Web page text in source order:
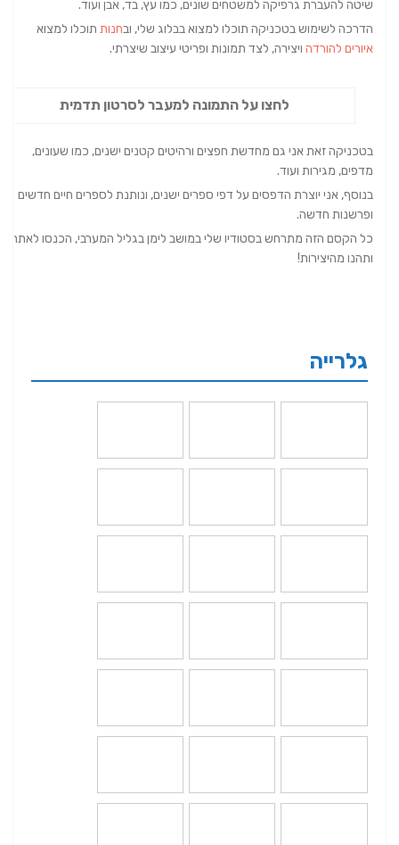
שיטה להעברת גרפיקה למשטחים שונים, כמו עץ, בד, אבן ועוד.
הדרכה לשימוש בטכניקה תוכלו למצוא בבלוג שלי, ובחנות תוכלו למצוא
איורים להורדה ויצירה, לצד תמונות ופריטי עיצוב שיצרתי.
לחצו על התמונה למעבר לסרטון תדמית
בטכניקה זאת אני גם מחדשת חפצים ורהיטים קטנים ישנים, כמו שעונים,
מדפים, מגירות ועוד.
בנוסף, אני יוצרת הדפסים על דפי ספרים ישנים, ונותנת לספרים חיים חדשים
ופרשנות חדשה.
כל הקסם הזה מתרחש בסטודיו שלי במושב לימן בגליל המערבי, הכנסו לאתר
ותהנו מהיצירות!
גלרייה